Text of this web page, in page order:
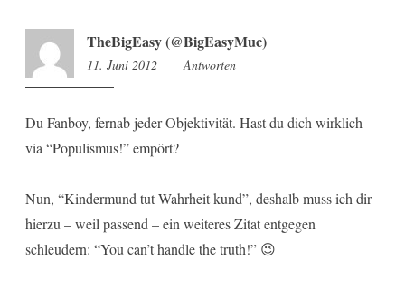
TheBigEasy (@BigEasyMuc)
11. Juni 2012 14:08
Antworten
Du Fanboy, fernab jeder Objektivität. Hast du dich wirklich
via “Populismus!” empört?
Nun, “Kindermund tut Wahrheit kund”, deshalb muss ich dir
hierzu – weil passend – ein weiteres Zitat entgegen
schleudern: “You can’t handle the truth!” 😉